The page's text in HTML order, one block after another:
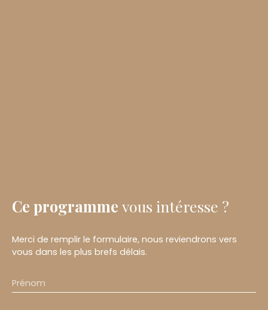
Ce programme vous intéresse ?
Merci de remplir le formulaire, nous reviendrons vers
vous dans les plus brefs délais.
Prénom